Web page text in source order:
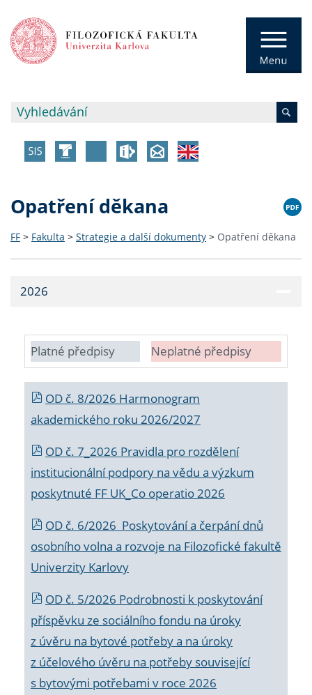
Opatření děkana
FF > Fakulta > Strategie a další dokumenty > Opatření děkana
2026
Platné předpisy Neplatné předpisy
OD č. 8/2026 Harmonogram
akademického roku 2026/2027
OD č. 7_2026 Pravidla pro rozdělení
institucionální podpory na vědu a výzkum
poskytnuté FF UK_Co operatio 2026
OD č. 6/2026 Poskytování a čerpání dnů
osobního volna a rozvoje na Filozofické fakultě
Univerzity Karlovy
OD č. 5/2026 Podrobnosti k poskytování
příspěvku ze sociálního fondu na úroky
z úvěru na bytové potřeby a na úroky
z účelového úvěru na potřeby související
s bytovými potřebami v roce 2026